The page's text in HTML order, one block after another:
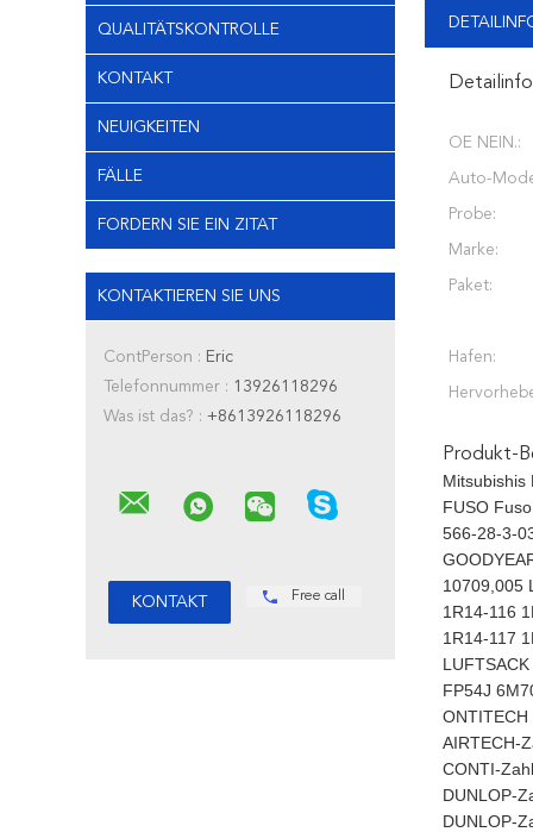
QUALITÄTSKONTROLLE
KONTAKT
NEUIGKEITEN
FÄLLE
FORDERN SIE EIN ZITAT
KONTAKTIEREN SIE UNS
ContPerson : Eric
Telefonnummer : 13926118296
Was ist das? : +8613926118296
Free call
OE NEIN.:
Auto-
Probe:
Marke:
Paket:
Hafen:
Produkt-
Mitsubishis
FUSO Fuso
566-28-3-
10709,005
1R14-116
1R14-117
FP54J
ONTITECH
AIRTECH-
CONTI-
DUNLOP-
DUNLOP-